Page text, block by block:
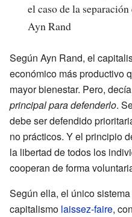
el caso de la
Ayn Rand
Según Ayn Rand, el
económico más productivo
mayor bienestar. Pero,
principal para defenderlo.
debe ser defendido
no prácticos. Y el principio
la libertad de todos los
cooperan de forma
Según ella, el único
capitalismo laissez-faire,